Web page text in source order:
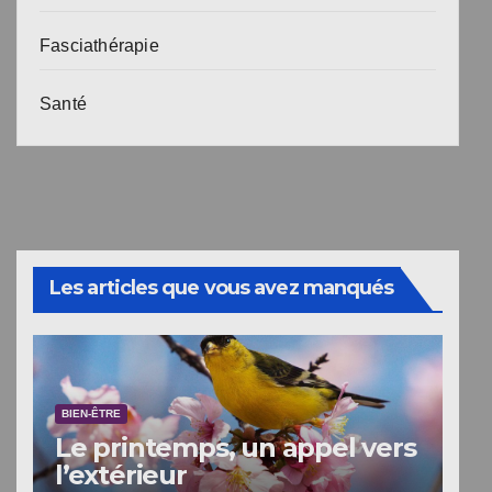
Fasciathérapie
Santé
Les articles que vous avez manqués
BIEN-ÊTRE
Le printemps, un appel vers
l’extérieur